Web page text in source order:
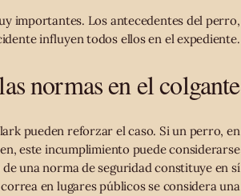
importantes. Los antecedentes del perro,
influyen todos ellos en el expediente.
normas en el colgante
pueden reforzar el caso. Si un perro, en
este incumplimiento puede considerarse
una norma de seguridad constituye en sí
en lugares públicos se considera una